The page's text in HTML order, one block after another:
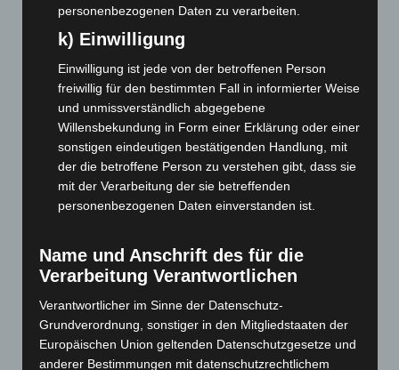
März 2026(115)
Februar 2026(109)
Dezember 2025 (103)
November 2025(114)
Oktober 2025
(112)
September 2025(93)
August 2025 (90)
Juni 2025
Mai 2025(112)
April 2025
(88)
März 2025(111)
Februar 2025(96)
personenbezogenen Daten zu verarbeiten.
k) Einwilligung
Einwilligung ist jede von der betroffenen Person
freiwillig für den bestimmten Fall in informierter Weise
und unmissverständlich abgegebene
Willensbekundung in Form einer Erklärung oder einer
sonstigen eindeutigen bestätigenden Handlung, mit
der die betroffene Person zu verstehen gibt, dass sie
mit der Verarbeitung der sie betreffenden
personenbezogenen Daten einverstanden ist.
Name und Anschrift des für die
Verarbeitung Verantwortlichen
Verantwortlicher im Sinne der Datenschutz-
Grundverordnung, sonstiger in den Mitgliedstaaten der
Europäischen Union geltenden Datenschutzgesetze und
anderer Bestimmungen mit datenschutzrechtlichem